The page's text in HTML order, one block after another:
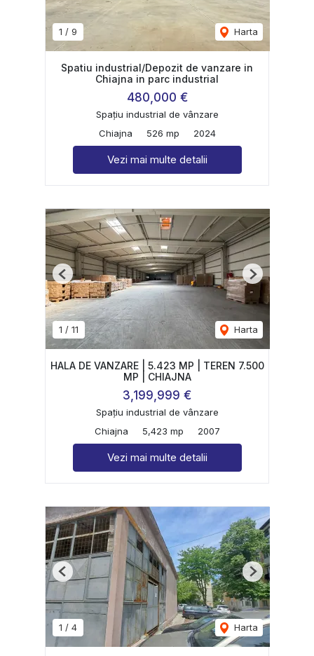
1 / 9 Harta
Spatiu industrial/Depozit de vanzare in
Chiajna in parc industrial
480,000 €
Spațiu industrial de vânzare
Chiajna
526 mp 2024
Vezi mai multe detalii
1 / 11 Harta
Previous Next
HALA DE VANZARE | 5.423 MP | TEREN 7.500
MP | CHIAJNA
3,199,999 €
Spațiu industrial de vânzare
Chiajna
5,423 mp 2007
Vezi mai multe detalii
1 / 4 Harta
Previous Next